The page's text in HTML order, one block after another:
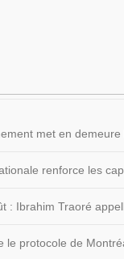
met en
renforce les
: Ibrahim Traoré
le protocole de